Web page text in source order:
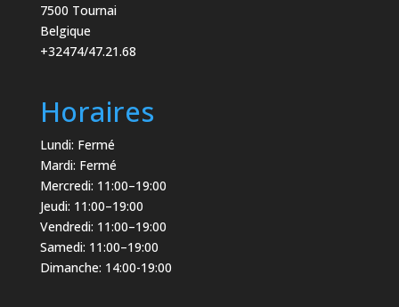
7500 Tournai
Belgique
+32474/47.21.68
Horaires
Lundi: Fermé
Mardi: Fermé
Mercredi: 11:00–19:00
Jeudi: 11:00–19:00
Vendredi: 11:00–19:00
Samedi: 11:00–19:00
Dimanche: 14:00-19:00